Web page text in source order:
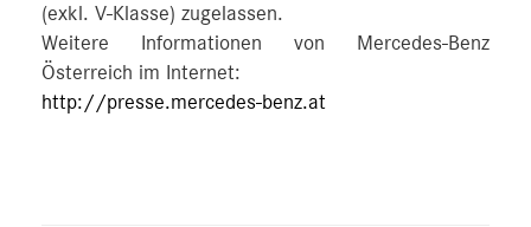
(exkl. V-Klasse) zugelassen.
Weitere Informationen von Mercedes-Benz
Österreich im Internet:
http://presse.mercedes-benz.at